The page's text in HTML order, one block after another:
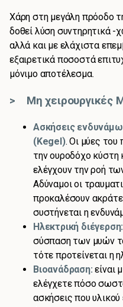
Χάρη στη μεγάλη πρόοδο
δοθεί λύση συντηρητικά -
αλλά και με ελάχιστα
εξαιρετικά ποσοστά
μόνιμο αποτέλεσμα.
> Μη χειρουργικές
Ασκήσεις
(Kegel). Οι μύες του
την ουροδόχο κύστη
ελέγχουν την ροή
Αδύναμοι οι
προκαλέσουν
συστήνεται η
Ηλεκτρική διέγερση:
σύσπαση των μυών
τότε προτείνεται η
Βιοανάδραση: είναι
ελέγχετε πόσο
ασκήσεις που